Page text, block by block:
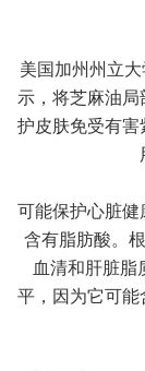
美国加州州立
示，将芝麻油
护皮肤免受有
可能保护心脏
含有脂肪酸。
血清和肝脏脂
平，因为它可